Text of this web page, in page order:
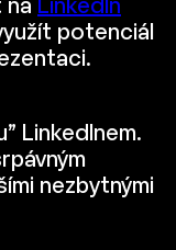
na LinkedIn
potenciál
LinkedInem.
nezbytnými